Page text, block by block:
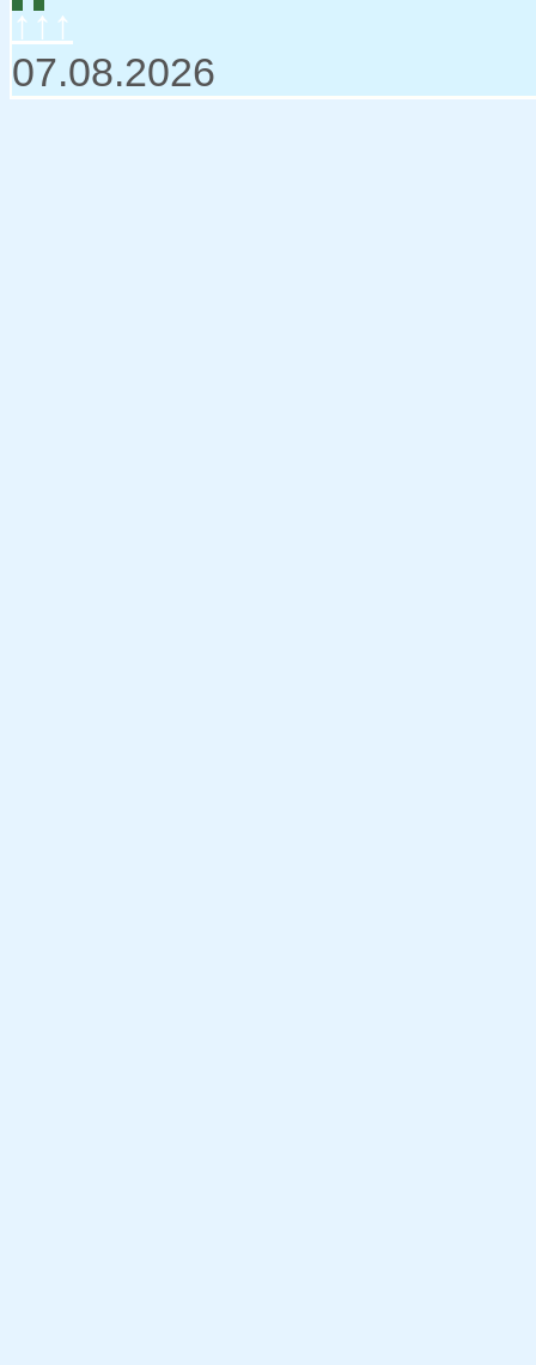
↑↑↑
07.08.2026